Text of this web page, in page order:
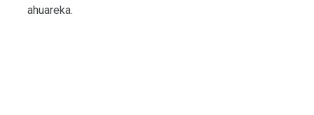
ahuareka.